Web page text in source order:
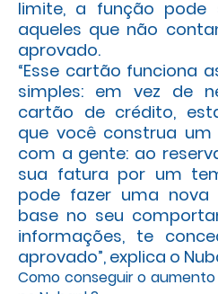
limite, a função
aqueles que não
aprovado.
“Esse cartão funciona
simples: em vez de
cartão de crédito,
que você construa
com a gente: ao
sua fatura por um
pode fazer uma
base no seu
informações, te
aprovado”, explica o
Como conseguir o